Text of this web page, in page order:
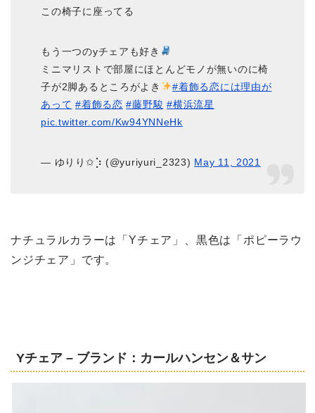
この椅子に座ってる
もう一つのyチェアも好き
ミニマリストで部屋にほとんどモノが無いのに椅
子が2脚あるところがよき
#着飾る恋には理由が
あって #着飾る恋 #藤野駿 #横浜流星
pic.twitter.com/Kw94YNNeHk
— ゆりり✩︎⡱ (@yuriyuri_2323) May 11, 2021
ナチュラルカラーは「Yチェア」、黒色は「ポピーラウ
ンジチェア」です。
Yチェア – ブランド：カールハンセン＆サン